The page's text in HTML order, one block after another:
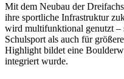
Mit dem Neubau der
ihre sportliche Infrastruktur
wird multifunktional genutzt –
Schulsport als auch für
Highlight bildet eine
integriert wurde.